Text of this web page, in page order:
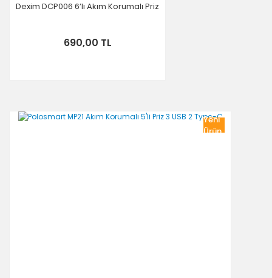
Dexim DCP006 6’lı Akım Korumalı Priz
690,00 TL
Yeni
Ürün